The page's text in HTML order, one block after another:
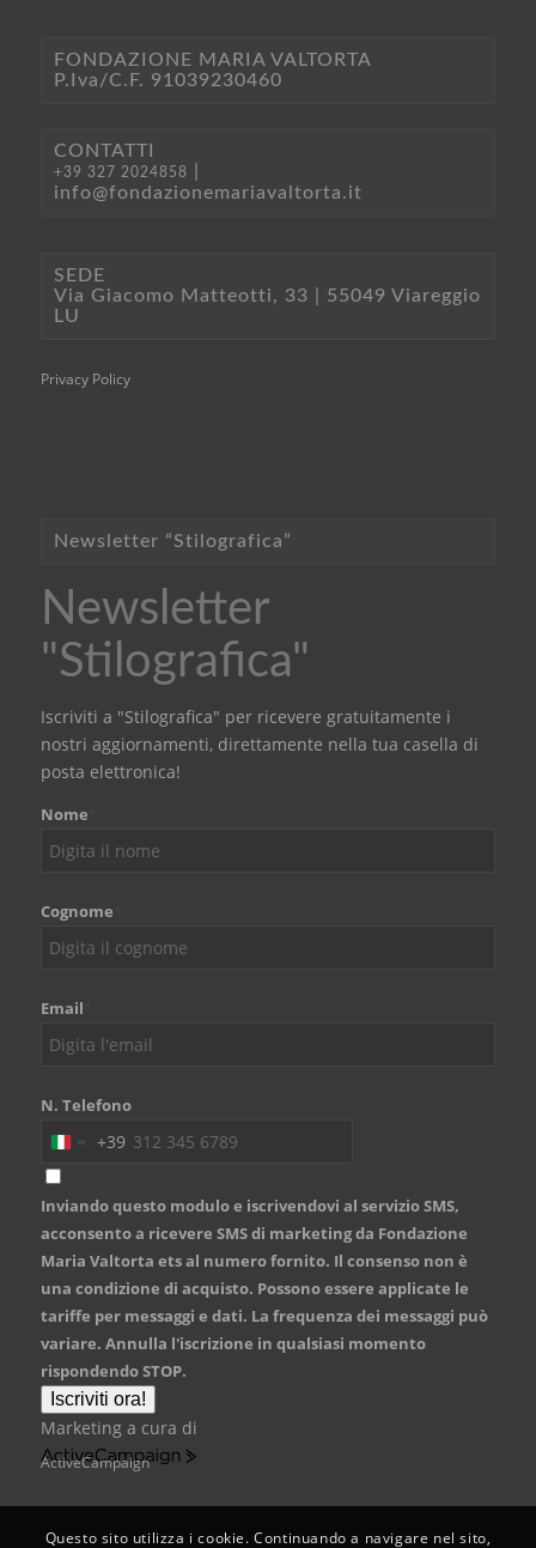
FONDAZIONE MARIA VALTORTA
P.Iva/C.F. 91039230460
CONTATTI
+39 327 2024858
info@fondazionemariavaltorta.it
SEDE
Via Giacomo Matteotti, 33 | 55049 Viareggio
LU
Privacy Policy
Newsletter “Stilografica”
Newsletter
"Stilografica"
Iscriviti a "Stilografica" per ricevere gratuitamente i
nostri aggiornamenti, direttamente nella tua casella di
posta elettronica!
Nome
Cognome
Email
N. Telefono
Italy
+39
+39
Inviando questo modulo e iscrivendovi al servizio SMS,
acconsento a ricevere SMS di marketing da Fondazione
Maria Valtorta ets al numero fornito. Il consenso non è
una condizione di acquisto. Possono essere applicate le
tariffe per messaggi e dati. La frequenza dei messaggi può
variare. Annulla l'iscrizione in qualsiasi momento
rispondendo STOP.
Iscriviti ora!
Marketing a cura di
ActiveCampaign
Questo sito utilizza i cookie. Continuando a navigare nel sito,